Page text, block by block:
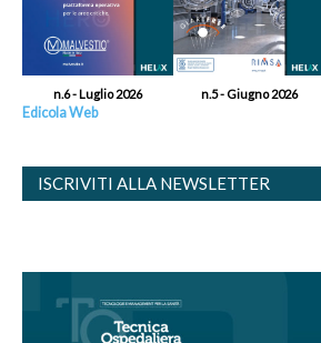
n.6 - Luglio 2026 n.5 - Giugno 2026
Edicola Web
ISCRIVITI ALLA NEWSLETTER